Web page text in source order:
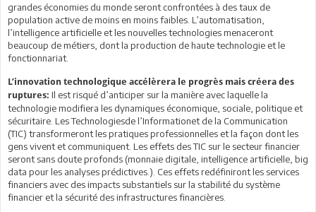
grandes économies du monde seront confrontées à des taux de
population active de moins en moins faibles. L’automatisation,
l’intelligence artificielle et les nouvelles technologies menaceront
beaucoup de métiers, dont la production de haute technologie et le
fonctionnariat.
L’innovation technologique accélèrera le progrès mais créera des
ruptures: Il est risqué d’anticiper sur la manière avec laquelle la
technologie modifiera les dynamiques économique, sociale, politique et
sécuritaire. Les Technologiesde l’Informationet de la Communication
(TIC) transformeront les pratiques professionnelles et la façon dont les
gens vivent et communiquent. Les effets des TIC sur le secteur financier
seront sans doute profonds (monnaie digitale, intelligence artificielle, big
data pour les analyses prédictives.). Ces effets redéfiniront les services
financiers avec des impacts substantiels sur la stabilité du système
financier et la sécurité des infrastructures financières.